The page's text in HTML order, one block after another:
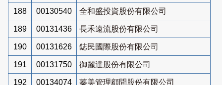
188 00130540 全和盛投資股份有限公司
189 00131436 長禾遠流股份有限公司
190 00131626 鋕民國際股份有限公司
191 00131750 御麗達股份有限公司
192 00134074 蓁美管理顧問股份有限公司